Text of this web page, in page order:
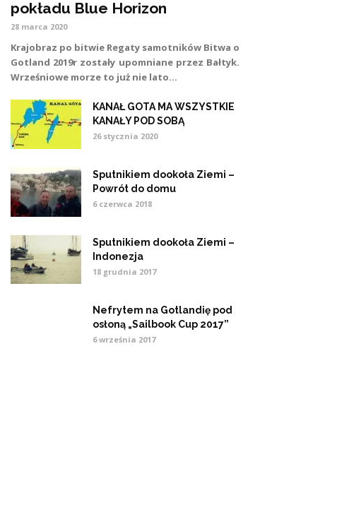
pokładu Blue Horizon
28 marca 2020
Krajobraz po bitwie Regaty samotników Bitwa o
Gotland 2019r zostały upomniane przez Bałtyk.
Wrześniowe morze to już nie lato...
KANAŁ GOTA MA WSZYSTKIE
KANAŁY POD SOBĄ
26 stycznia 2020
Sputnikiem dookoła Ziemi –
Powrót do domu
6 czerwca 2018
Sputnikiem dookoła Ziemi –
Indonezja
18 grudnia 2017
Nefrytem na Gotlandię pod
osłoną „Sailbook Cup 2017”
6 września 2017